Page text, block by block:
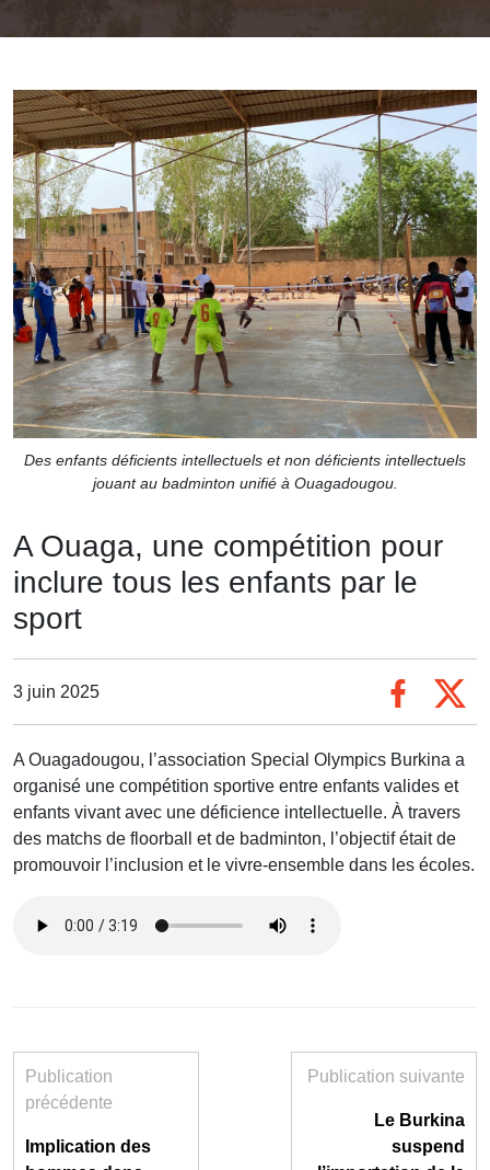
Des enfants déficients intellectuels et non déficients intellectuels
jouant au badminton unifié à Ouagadougou.
A Ouaga, une compétition pour
inclure tous les enfants par le
sport
3 juin 2025
A Ouagadougou, l’association Special Olympics Burkina a
organisé une compétition sportive entre enfants valides et
enfants vivant avec une déficience intellectuelle. À travers
des matchs de floorball et de badminton, l’objectif était de
promouvoir l’inclusion et le vivre-ensemble dans les écoles.
Publication
précédente
Implication des
Publication suivante
Le Burkina
suspend